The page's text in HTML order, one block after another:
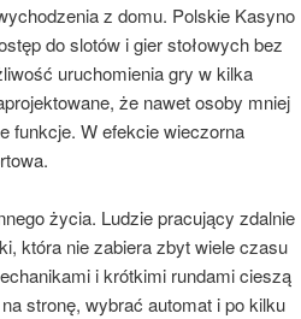
z domu. Polskie Kasyno
do slotów i gier stołowych bez
uruchomienia gry w kilka
że nawet osoby mniej
funkcje. W efekcie wieczorna
życia. Ludzie pracujący zdalnie
która nie zabiera zbyt wiele czasu
i krótkimi rundami cieszą
stronę, wybrać automat i po kilku